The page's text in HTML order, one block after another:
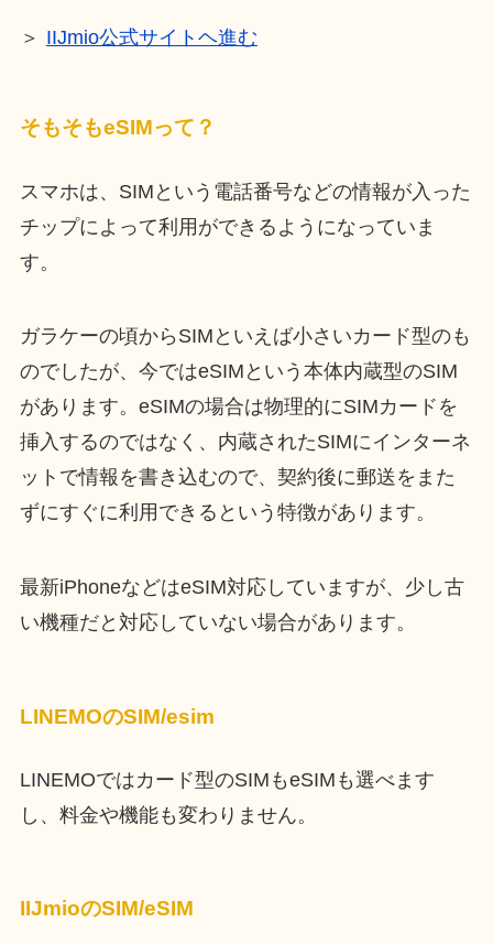
＞ IIJmio公式サイトヘ進む
そもそもeSIMって？
スマホは、SIMという電話番号などの情報が入った
チップによって利用ができるようになっていま
す。
ガラケーの頃からSIMといえば小さいカード型のも
のでしたが、今ではeSIMという本体内蔵型のSIM
があります。eSIMの場合は物理的にSIMカードを
挿入するのではなく、内蔵されたSIMにインターネ
ットで情報を書き込むので、契約後に郵送をまた
ずにすぐに利用できるという特徴があります。
最新iPhoneなどはeSIM対応していますが、少し古
い機種だと対応していない場合があります。
LINEMOのSIM/esim
LINEMOではカード型のSIMもeSIMも選べます
し、料金や機能も変わりません。
IIJmioのSIM/eSIM